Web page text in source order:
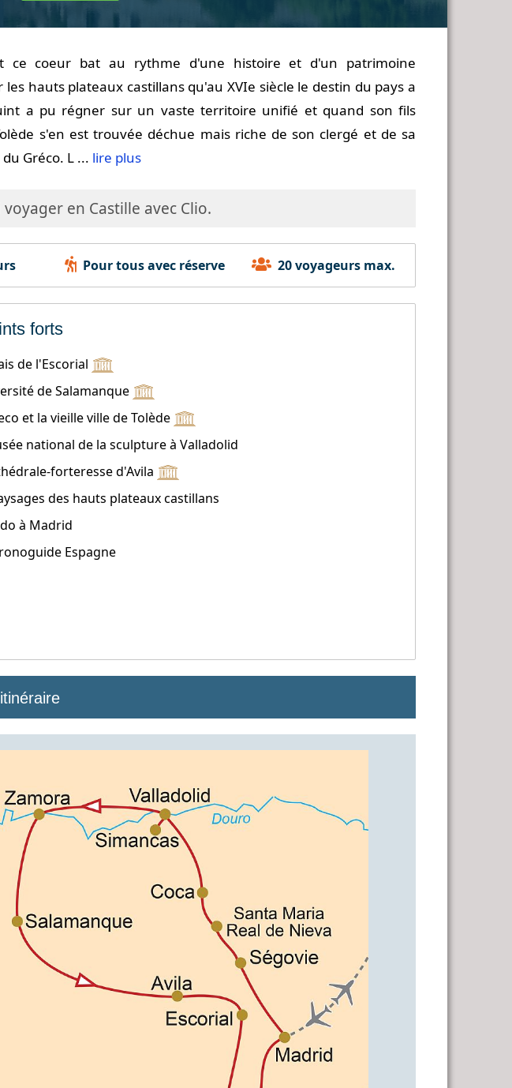
ce coeur bat au rythme d'une histoire et d'un patrimoine
hauts plateaux castillans qu'au XVIe siècle le destin du pays a
a pu régner sur un vaste territoire unifié et quand son fils
s'en est trouvée déchue mais riche de son clergé et de sa
Gréco. L ... lire plus
en Castille avec Clio.
Pour tous avec réserve 20 voyageurs max.
forts
de l'Escorial
de Salamanque
et la vieille ville de Tolède
national de la sculpture à Valladolid
forteresse d'Avila
des hauts plateaux castillans
à Madrid
Espagne